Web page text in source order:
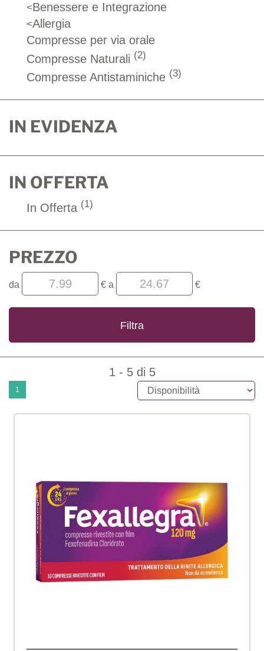
<Benessere e Integrazione
<Allergia
Compresse per via orale
Compresse Naturali (2)
Compresse Antistaminiche (3)
IN EVIDENZA
IN OFFERTA
In Offerta (1)
PREZZO
filtra
da
da €
filtra
a
a €
1 - 5 di 5
1